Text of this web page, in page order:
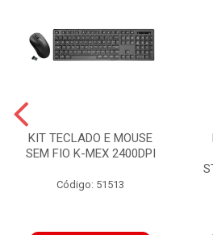
KIT TECLADO E MOUSE
SEM FIO K-MEX 2400DPI
Código: 51513